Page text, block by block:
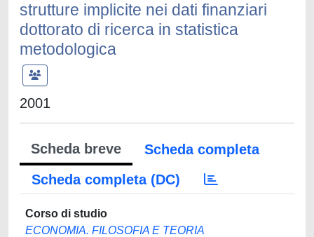
strutture implicite nei dati finanziari
dottorato di ricerca in statistica
metodologica
2001
Scheda breve
Scheda completa
Scheda completa (DC)
Corso di studio
ECONOMIA. FILOSOFIA E TEORIA